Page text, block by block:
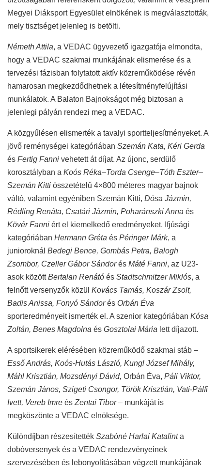
Megyei Diáksport Egyesület elnökének is megválasztották,
mely tisztséget jelenleg is betölti.
Németh Attila, a VEDAC ügyvezető igazgatója elmondta,
hogy a VEDAC szakmai munkájának elismerése és a
tervezési fázisban folytatott aktív közreműködése révén
hamarosan megkezdődhetnek a létesítményfelújítási
munkálatok. A Balaton Bajnokságot még biztosan a
jelenlegi pályán rendezi meg a VEDAC.
A közgyűlésen elismerték a tavalyi sportteljesítményeket. A
jövő reménységei kategóriában Szemán Kata, Kéri Gerda
és Fertig Fanni vehetett át díjat. Az újonc, serdülő
korosztályban a Koós Réka–Torda Csenge–Tóth Eszter–
Szemán Kitti összetételű 4×800 méteres magyar bajnok
váltó, valamint egyéniben Szemán Kitti, Dósa Jázmin,
Rédling Renáta, Csatári Jázmin, Poharánszki Anna és
Kövér Fanni ért el kiemelkedő eredményeket. Ifjúsági
kategóriában Hermann Gréta és Péringer Márk, a
junioroknál Bedegi Bence, Gombás Petra, Balogh
Zsombor, Czeller Gábor Sándorés Máté Fanni, az U23-
asok közöttBertalan Renátó és Stadtschmitzer Miklós, a
felnőtt versenyzők közül Kovács Tamás, Koszár Zsolt,
Badis Anissa, Fonyó Sándorés Orbán Éva
sporteredményeit ismerték el. A szenior kategóriában Kósa
Zoltán, Benes Magdolna és Gosztolai Mária lett díjazott.
A sportsikerek elérésében közreműködő szakmai stáb –
Esső András, Koós-Hutás László, Kungl József Mihály,
Máhl Krisztián, Mozsdényi Dávid, Orbán Éva, Páli Viktor,
Szemán János, Szigeti Csongor, Török Krisztián, Vati-Pálfi
Ivett, Vereb Imre és Zentai Tibor– munkáját is
megköszönte a VEDAC elnöksége.
Különdíjban részesítették Szabóné Harlai Katalinta
dobóversenyek és a VEDAC rendezvényeinek
szervezésében és lebonyolításában végzett munkájának